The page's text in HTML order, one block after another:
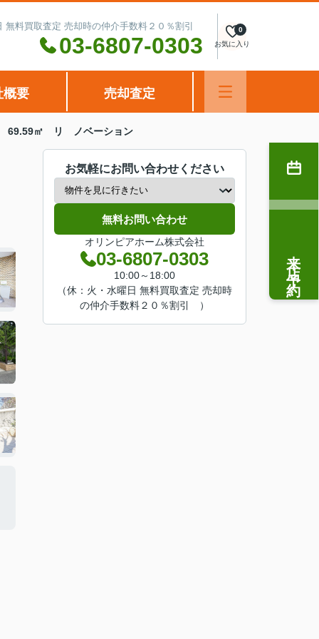
料買取査定 売却時の仲介手数料２０％割引
03-6807-0303 お気に入り
0
概要 売却査定
69.59㎡ リ ノベーション
お気軽にお問い合わせください
無料お問い合わせ
オリンピアホーム株式会社
03-6807-0303
10:00～18:00
（休：火・水曜日 無料買取査定 売却時
の仲介手数料２０％割引 ）
来店予約